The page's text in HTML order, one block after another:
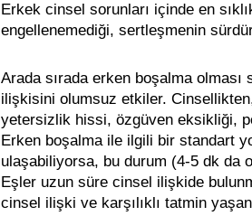
Erkek cinsel sorunları içinde en
engellenemediği, sertleşmenin
Arada sırada erken boşalma
ilişkisini olumsuz etkiler.
yetersizlik hissi, özgüven eksikliği,
Erken boşalma ile ilgili bir standart
ulaşabiliyorsa, bu durum (4-5 dk da
Eşler uzun süre cinsel ilişkide
cinsel ilişki ve karşılıklı tatmin